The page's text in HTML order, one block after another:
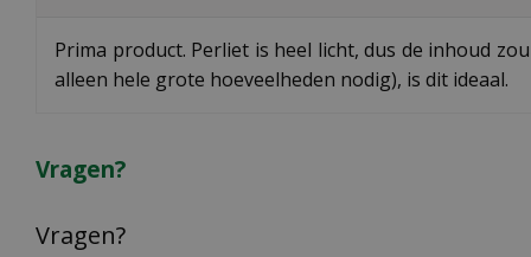
Prima product. Perliet is heel licht, dus de inhoud
alleen hele grote hoeveelheden nodig), is dit ideaal.
Vragen?
Vragen?